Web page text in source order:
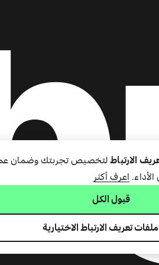
الارتباطلتخصيص تجربتك وضمان
اعرف أكثر
قبول الكل
تعريف الارتباط الاختيارية